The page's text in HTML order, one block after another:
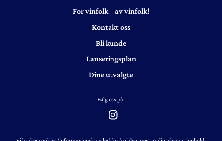
For vinfolk – av vinfolk!
Kontakt oss
Bli kunde
Lanseringsplan
Dine utvalgte
Følg oss på: